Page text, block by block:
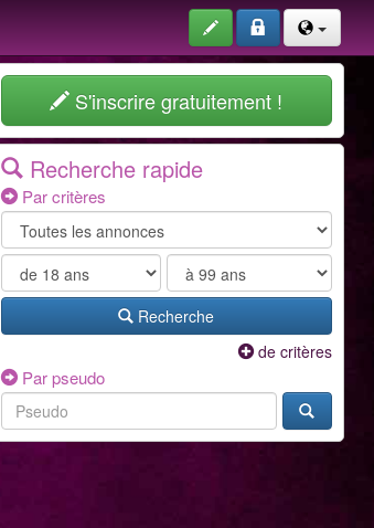
S'inscrire gratuitement !
Recherche rapide
Par critères
Recherche
de critères
Par pseudo